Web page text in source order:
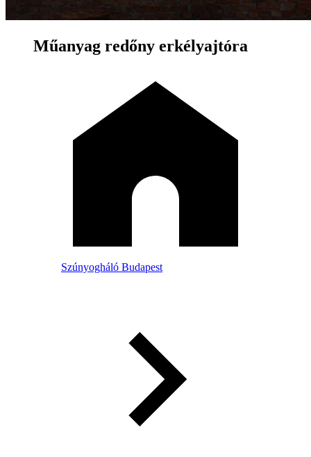
Műanyag redőny erkélyajtóra
Szúnyogháló Budapest